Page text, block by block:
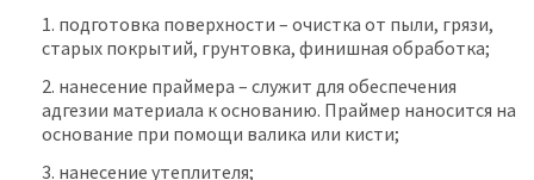
подготовка поверхности – очистка от пыли, грязи,
старых покрытий, грунтовка, финишная обработка;
нанесение праймера – служит для обеспечения
адгезии материала к основанию. Праймер наносится на
основание при помощи валика или кисти;
нанесение утеплителя;